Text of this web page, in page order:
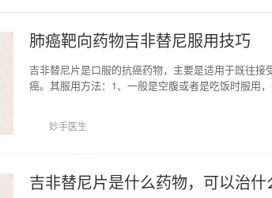
肺癌靶向药物吉非替尼服用技巧
吉非替尼片是口服的抗癌药物，主要是适用于既往
癌。其服用方法：1、一般是空腹或者是吃饭时服用
妙手医生
吉非替尼片是什么药物，可以治什